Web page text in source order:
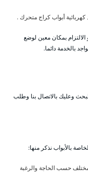
أبواب كراج متحرك .
بمكان معين لوضع
بالخدمة دائما.
وعليك بالاتصال بنا وطلب
بالأبواب نذكر منها:
حسب الحاجة والرغبة